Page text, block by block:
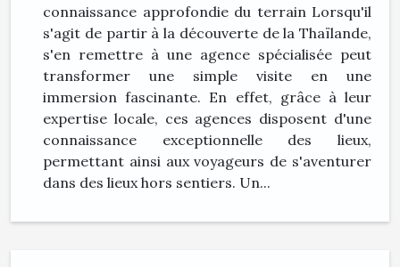
connaissance approfondie du terrain Lorsqu'il
s'agit de partir à la découverte de la Thaïlande,
s'en remettre à une agence spécialisée peut
transformer une simple visite en une
immersion fascinante. En effet, grâce à leur
expertise locale, ces agences disposent d'une
connaissance exceptionnelle des lieux,
permettant ainsi aux voyageurs de s'aventurer
dans des lieux hors sentiers. Un...